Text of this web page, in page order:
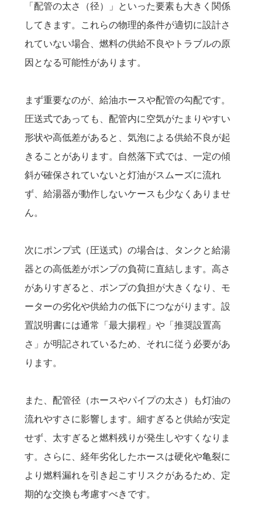
「配管の太さ（径）」といった要素も大きく関係
してきます。これらの物理的条件が適切に設計さ
れていない場合、燃料の供給不良やトラブルの原
因となる可能性があります。
まず重要なのが、給油ホースや配管の勾配です。
圧送式であっても、配管内に空気がたまりやすい
形状や高低差があると、気泡による供給不良が起
きることがあります。自然落下式では、一定の傾
斜が確保されていないと灯油がスムーズに流れ
ず、給湯器が動作しないケースも少なくありませ
ん。
次にポンプ式（圧送式）の場合は、タンクと給湯
器との高低差がポンプの負荷に直結します。高さ
がありすぎると、ポンプの負担が大きくなり、モ
ーターの劣化や供給力の低下につながります。設
置説明書には通常「最大揚程」や「推奨設置高
さ」が明記されているため、それに従う必要があ
ります。
また、配管径（ホースやパイプの太さ）も灯油の
流れやすさに影響します。細すぎると供給が安定
せず、太すぎると燃料残りが発生しやすくなりま
す。さらに、経年劣化したホースは硬化や亀裂に
より燃料漏れを引き起こすリスクがあるため、定
期的な交換も考慮すべきです。